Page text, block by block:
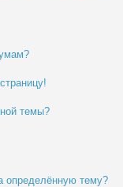
темы?
определённую тему?